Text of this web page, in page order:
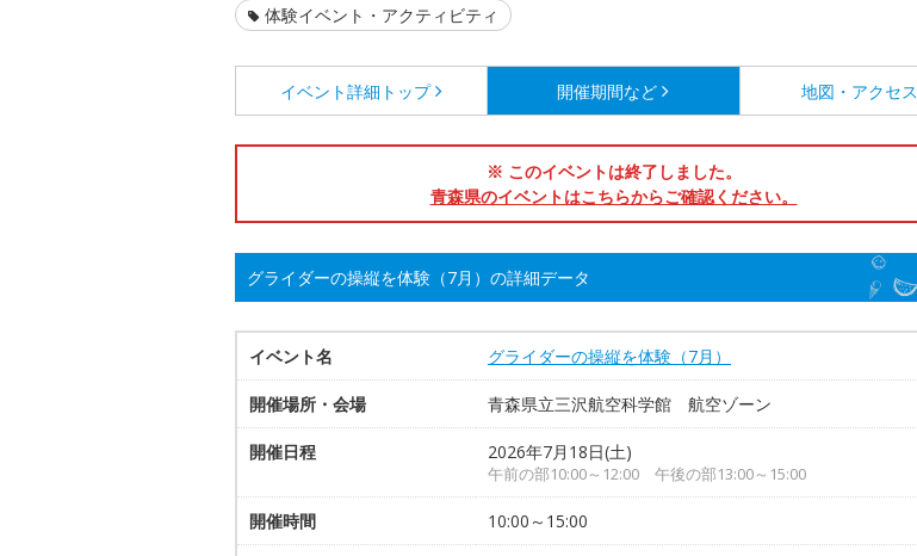
体験イベント・アクティビティ
イベント詳細 トップ 開催期間など 地図・アクセス
※ このイベントは終了しました。
青森県のイベントはこちらからご確認ください。
グライダーの操縦を体験（7月）の詳細データ
イベント名 グライダーの操縦を体験（7月）
開催場所・会場 青森県立三沢航空科学館 航空ゾーン
開催日程 2026年7月18日(土)
午前の部10:00～12:00 午後の部13:00～15:00
開催時間 10:00～15:00